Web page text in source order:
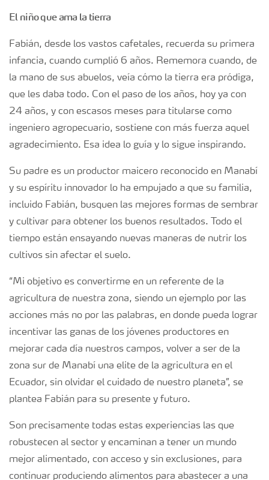
El niño que ama la tierra
Fabián, desde los vastos cafetales, recuerda su primera
infancia, cuando cumplió 6 años. Rememora cuando, de
la mano de sus abuelos, veía cómo la tierra era pródiga,
que les daba todo. Con el paso de los años, hoy ya con
24 años, y con escasos meses para titularse como
ingeniero agropecuario, sostiene con más fuerza aquel
agradecimiento. Esa idea lo guía y lo sigue inspirando.
Su padre es un productor maicero reconocido en Manabí
y su espíritu innovador lo ha empujado a que su familia,
incluido Fabián, busquen las mejores formas de sembrar
y cultivar para obtener los buenos resultados. Todo el
tiempo están ensayando nuevas maneras de nutrir los
cultivos sin afectar el suelo.
“Mi objetivo es convertirme en un referente de la
agricultura de nuestra zona, siendo un ejemplo por las
acciones más no por las palabras, en donde pueda lograr
incentivar las ganas de los jóvenes productores en
mejorar cada día nuestros campos, volver a ser de la
zona sur de Manabí una elite de la agricultura en el
Ecuador, sin olvidar el cuidado de nuestro planeta”, se
plantea Fabián para su presente y futuro.
Son precisamente todas estas experiencias las que
robustecen al sector y encaminan a tener un mundo
mejor alimentado, con acceso y sin exclusiones, para
continuar produciendo alimentos para abastecer a una